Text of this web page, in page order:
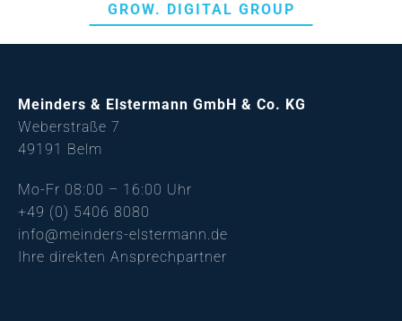
GROW. DIGITAL GROUP
Meinders & Elstermann GmbH & Co. KG
Weberstraße 7
49191 Belm
Mo-Fr 08:00 – 16:00 Uhr
+49 (0) 5406 8080
info@meinders-elstermann.de
Ihre direkten Ansprechpartner